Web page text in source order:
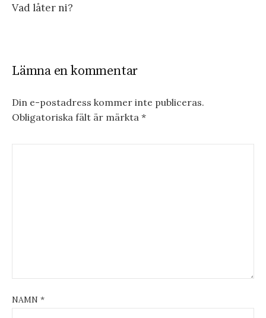
Vad låter ni?
Lämna en kommentar
Din e-postadress kommer inte publiceras.
Obligatoriska fält är märkta *
NAMN *